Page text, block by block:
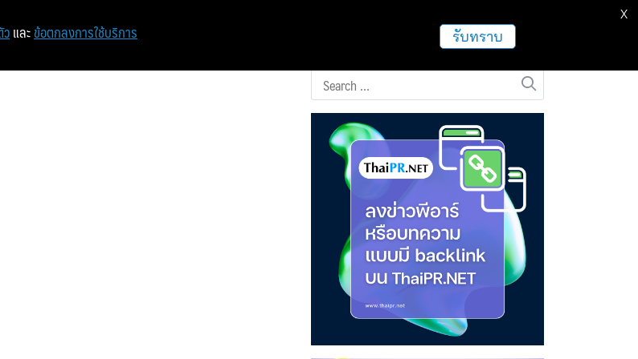
หน้าแรก ท่องเที่ยว ฝากข่าวประชาสัมพันธ์
ว และ ข้อตกลงการใช้บริการ รับทราบ
X